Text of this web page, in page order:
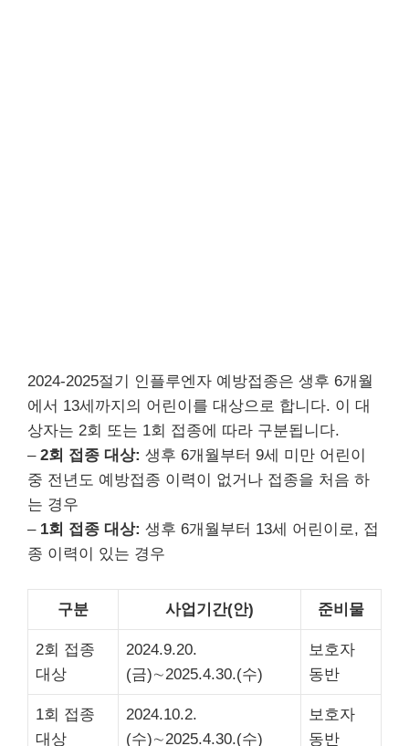
2024-2025절기 인플루엔자 예방접종은 생후 6개월
에서 13세까지의 어린이를 대상으로 합니다. 이 대
상자는 2회 또는 1회 접종에 따라 구분됩니다.
– 2회 접종 대상: 생후 6개월부터 9세 미만 어린이
중 전년도 예방접종 이력이 없거나 접종을 처음 하
는 경우
– 1회 접종 대상: 생후 6개월부터 13세 어린이로, 접
종 이력이 있는 경우
구분 사업기간(안) 준비물
2회 접종
대상
2024.9.20.
(금)∼2025.4.30.(수)
보호자
동반
1회 접종
대상
2024.10.2.
(수)∼2025.4.30.(수)
보호자
동반